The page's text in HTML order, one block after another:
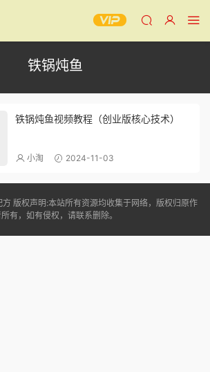
铁锅炖鱼
铁锅炖鱼视频教程（创业版核心技术）
小淘 2024-11-03
版权声明:本站所有资源均收集于网络，版权归原作
有，如有侵权，请联系删除。